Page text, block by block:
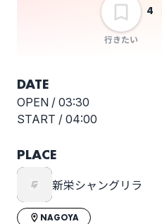
行きたい
4
Aonowa（ex-おもか
げ）
BACK LIFT
Beat Light
DATE
OPEN / 03:30
START / 04:00
PLACE
新栄シャングリラ
NAGOYA